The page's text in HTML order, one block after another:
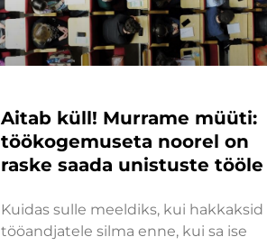
Aitab küll! Murrame müüti:
töökogemuseta noorel on
raske saada unistuste tööle
Kuidas sulle meeldiks, kui hakkaksid
tööandjatele silma enne, kui sa ise